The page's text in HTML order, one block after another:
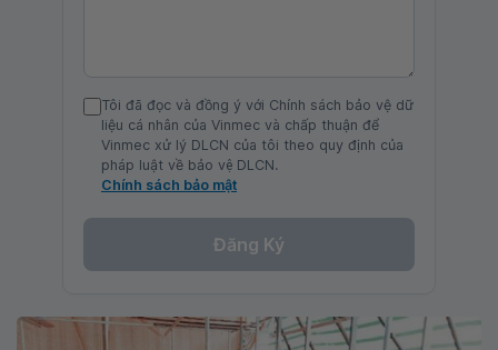
Tôi đã đọc và đồng ý với Chính sách bảo vệ dữ
liệu cá nhân của Vinmec và chấp thuận để
Vinmec xử lý DLCN của tôi theo quy định của
pháp luật về bảo vệ DLCN.
Chính sách bảo mật
Đăng Ký